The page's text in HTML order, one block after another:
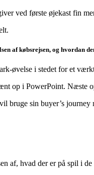
ved første øjekast fin
af købsrejsen, og hvordan
øvelse i stedet for et
op i PowerPoint. Næste
bruge sin buyer’s
af, hvad der er på spil i de